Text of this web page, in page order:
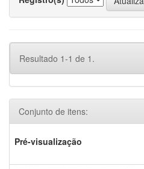
Resultado 1-1 de 1.
Conjunto de itens:
Pré-visualização